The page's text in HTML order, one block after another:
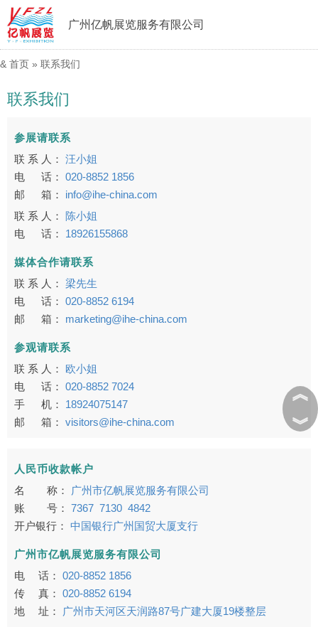
广州亿帆展览服务有限公司
& 首页 » 联系我们
联系我们
参展请联系
联 系 人： 汪小姐
电 话： 020-8852 1856
邮 箱：
info@ihe-china.com
联 系 人：
陈小姐
电 话：
18926155868
媒体合作请联系
联 系 人： 梁先生
电 话： 020-8852 6194
邮 箱：
marketing@ihe-china.com
参观请联系
联 系 人：
欧小姐
电 话： 020-8852 7024
手 机：
18924075147
邮 箱： visitors@ihe-china.com
人民币收款帐户
名 称：
广州市亿帆展览服务有限公司
账 号： 7367 7130 4842
开户银行： 中国银行广州国贸大厦支行
广州市亿帆展览服务有限公司
电 话： 020-8852 1856
传 真： 020-8852 6194
地 址：
广州市天河区天润路87号广建大厦19楼整层
︽
︾